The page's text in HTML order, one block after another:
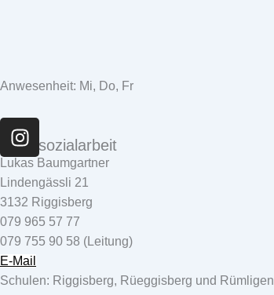
Anwesenheit: Mi, Do, Fr
I
n
s
t
a
g
r
a
m
Schulsozialarbeit
Lukas Baumgartner
Lindengässli 21
3132 Riggisberg
079 965 57 77
079 755 90 58 (Leitung)
E-Mail
Schulen: Riggisberg, Rüeggisberg und Rümligen